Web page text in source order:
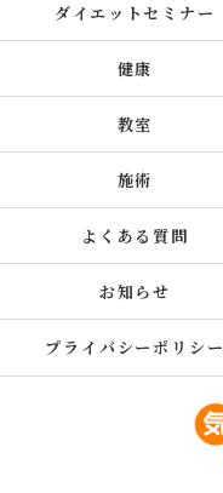
ダイエットセミナー
健康
教室
施術
よくある質問
お知らせ
プライバシーポリシー